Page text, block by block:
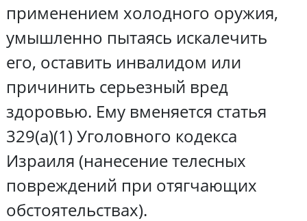
применением холодного оружия,
умышленно пытаясь искалечить
его, оставить инвалидом или
причинить серьезный вред
здоровью. Ему вменяется статья
329(а)(1) Уголовного кодекса
Израиля (нанесение телесных
повреждений при отягчающих
обстоятельствах).